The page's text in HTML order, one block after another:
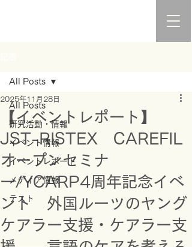
All Posts
研究活動・情報
イベント情報
イベントレポート
メディア情報
テスト
All Posts
【イベントレポート】
JST-RISTEX CAREFIL
オープンセミナ
ー/YCARP4周年記念イベ
ント 外国ルーツのヤング
ケアラー支援・ケアラー支
2025年11月28日